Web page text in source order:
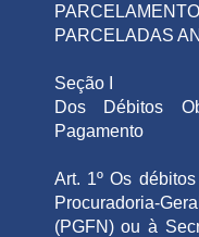
PARCELADAS
Seção I
Dos Débitos
Pagamento
Art. 1º Os
Procuradoria-
(PGFN) ou à